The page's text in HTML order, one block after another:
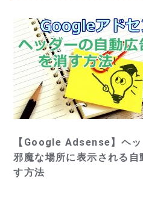
【Google Adsense】ヘ
邪魔な場所に表示される自
す方法